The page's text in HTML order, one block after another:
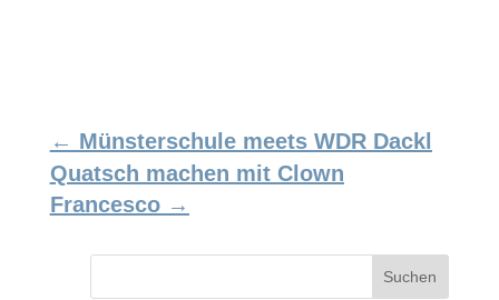
← Münsterschule meets WDR Dackl
Quatsch machen mit Clown
Francesco→
Suchen